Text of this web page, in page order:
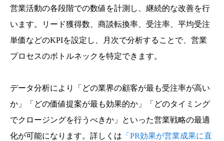
営業活動の各段階での数値を計測し、継続的な改善を行
います。リード獲得数、商談転換率、受注率、平均受注
単価などのKPIを設定し、月次で分析することで、営業
プロセスのボトルネックを特定できます。
データ分析により「どの業界の顧客が最も受注率が高い
か」「どの価値提案が最も効果的か」「どのタイミング
でクロージングを行うべきか」といった営業戦略の最適
化が可能になります。詳しくは 「PR効果が営業成果に直